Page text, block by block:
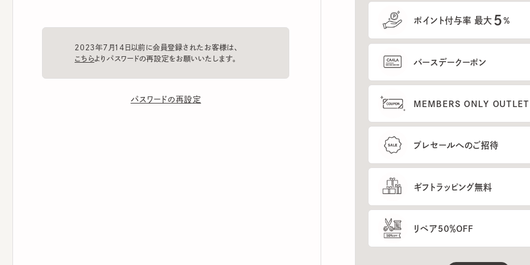
2023年7月14日以前に会員登録されたお客様は、
パスワードの再設定
ポイント付与率 最大 %
バースデークーポン
MEMBERS ONLY OUTLETのご
プレセールへのご招待
ギフトラッピング無料
リペア50％OFF